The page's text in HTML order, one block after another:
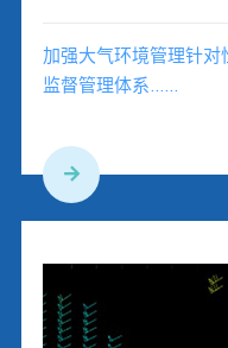
加强大气环境管理针对
监督管理体系……